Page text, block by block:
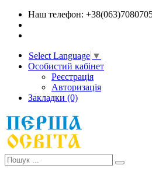
Наш телефон:
Select Language ▼
Особистий кабінет
Реєстрація
Авторизація
Закладки (0)